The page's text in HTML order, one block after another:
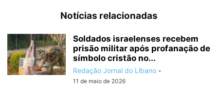
Notícias relacionadas
Soldados israelenses recebem
prisão militar após profanação de
símbolo cristão no...
Redação Jornal do Líbano -
11 de maio de 2026